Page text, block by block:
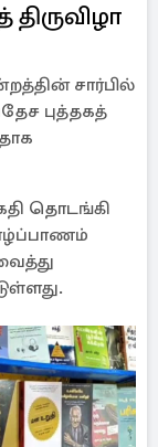
சார்பில்
புத்தகத்
தொடங்கி